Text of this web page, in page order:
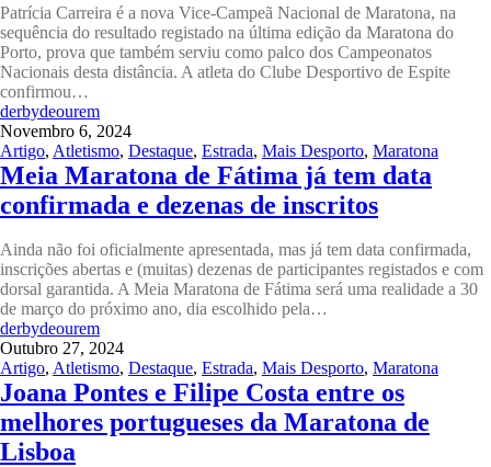
Patrícia Carreira é a nova Vice-Campeã Nacional de Maratona, na
sequência do resultado registado na última edição da Maratona do
Porto, prova que também serviu como palco dos Campeonatos
Nacionais desta distância. A atleta do Clube Desportivo de Espite
confirmou…
derbydeourem
Novembro 6, 2024
Artigo, Atletismo, Destaque, Estrada, Mais Desporto, Maratona
Meia Maratona de Fátima já tem data
confirmada e dezenas de inscritos
Ainda não foi oficialmente apresentada, mas já tem data confirmada,
inscrições abertas e (muitas) dezenas de participantes registados e com
dorsal garantida. A Meia Maratona de Fátima será uma realidade a 30
de março do próximo ano, dia escolhido pela…
derbydeourem
Outubro 27, 2024
Artigo, Atletismo, Destaque, Estrada, Mais Desporto, Maratona
Joana Pontes e Filipe Costa entre os
melhores portugueses da Maratona de
Lisboa